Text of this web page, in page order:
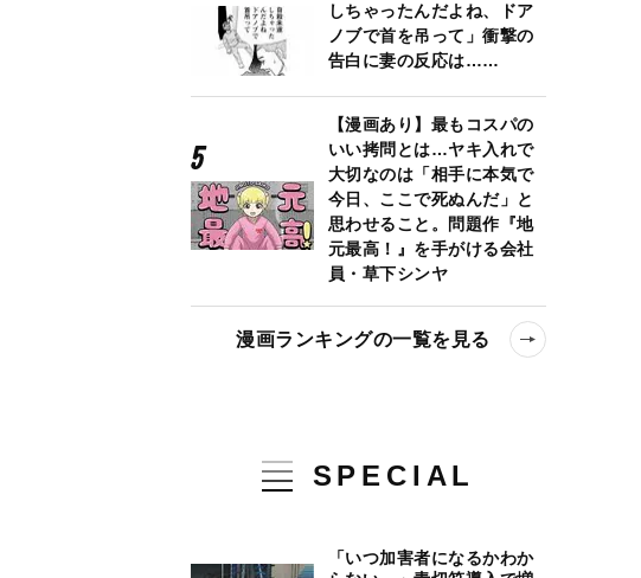
しちゃったんだよね、ドア
ノブで首を吊って」衝撃の
告白に妻の反応は……
【漫画あり】最もコスパの
いい拷問とは…ヤキ入れで
大切なのは「相手に本気で
今日、ここで死ぬんだ」と
思わせること。問題作『地
元最高！』を手がける会社
員・草下シンヤ
漫画ランキングの一覧を見る
SPECIAL
「いつ加害者になるかわか